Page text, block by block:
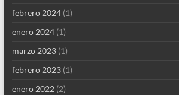
febrero 2024(1)
enero 2024(1)
marzo 2023(1)
febrero 2023(1)
enero 2022(2)